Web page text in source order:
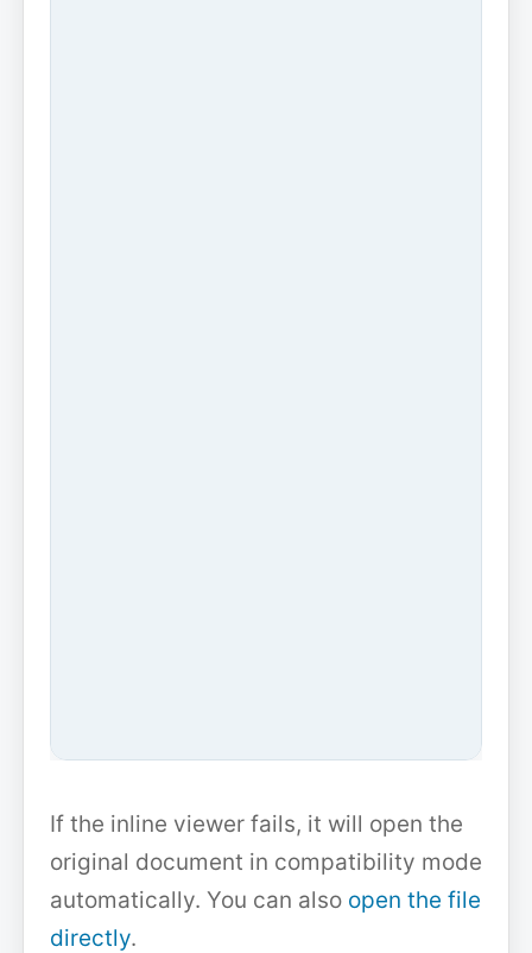
If the inline viewer fails, it will open the
original document in compatibility mode
automatically. You can also open the file
directly.